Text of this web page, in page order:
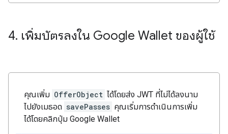
4. เพิ่มบัตรลงใน Google Wallet ของผู้ใช้
คุณเพิ่ม OfferObject ได้โดยส่ง JWT ที่ไม่ได้ลงนาม
ไปยังเมธอด savePasses คุณเริ่มการดำเนินการเพิ่ม
ได้โดยคลิกปุ่ม Google Wallet